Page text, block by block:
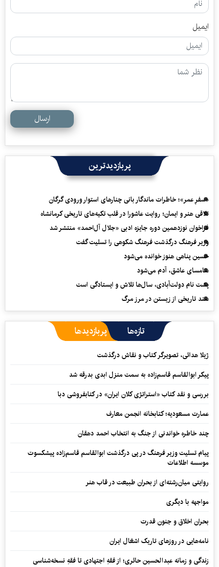
ایمیل
ارسال
پربازدیدترین
«سفرِ عمر»؛ خاطرات ماندگار بانی چنارهای استوار ورودی گرگان
تلاقی هنر و ایمان؛ روایت عاشورا در قلب تکیه‌های تاریخی کرمانشاه
فراخوان نوزدهمین دوره جایزه ادبی «جلال آل‌احمد» منتشر شد
وزیر فرهنگ درگذشت فرهنگ شکوهی را تسلیت گفت
حسین پناهی هنوز خوانده می‌شود
سامسای عاشق، آدم می‌شود
پشت نام دولت‌آبادی، سال‌ها تلاش و ایستادگی است
سند تاریخی از زیستن در مرز مرگ
تازه‌ها پربازدیدها
ژیلا هدائی، تصویرگر کتاب و نقاش درگذشت
پیکر ابوالقاسم قاسم‌زاده به سمت منزل ابدی بدرقه شد
بررسی و نقد کتاب «استراتژی کلان ایران» در کتابفروشی دبا
عمارت مسعودیه؛ کتابخانه انجمن معارف
چند خاطره خواندنی از جنگ به انتخاب احمد دهقان
پیام تسلیت وزیر فرهنگ در پی درگذشت ابوالقاسم قاسم‌زاده پیشکسوت
موسسه اطلاعات
روایتی میان‌رشته‌ای از بحران طبیعت در قاب هنر
مواجهه با دیگری
بحران اخلاق و جنون قدرت
نامه‌هایی در روزهای تاریک اشغال ایران
زندگی و زمانه عبدالحسین حائری؛ از فقهِ اجتهادی تا فقهِ نسخه‌شناسی